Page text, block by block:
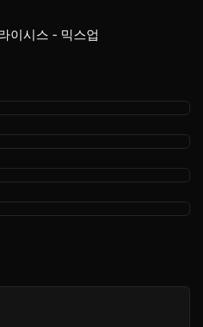
이시스 - 믹스업